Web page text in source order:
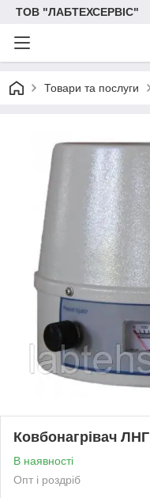
ТОВ "ЛАБТЕХСЕРВІС"
Товари та послуги
Ковбонагрівач ЛНГ
В наявності
Опт і роздріб